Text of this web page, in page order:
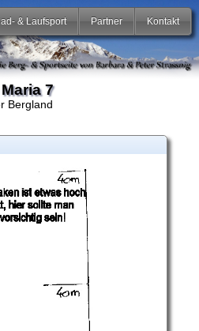
& Laufsport Partner Kontakt
7
Bergland